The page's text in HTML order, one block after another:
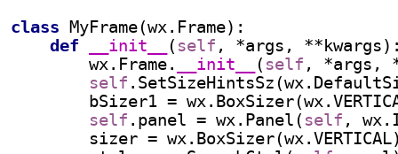
class MyFrame(wx.Frame):
def
__init__ ( self , *args,
        wx.Frame.
__init__ ( self , *args,
self
bSizer1 =
self .panel = wx.Panel( self ,
sizer =